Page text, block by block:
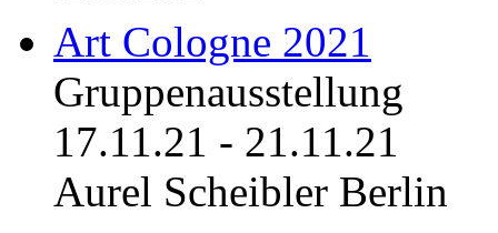
Art Cologne 2021
Gruppenausstellung
17.11.21 - 21.11.21
Aurel Scheibler Berlin